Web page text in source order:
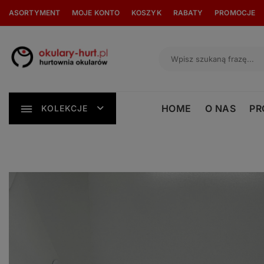
ASORTYMENT MOJE KONTO KOSZYK RABATY PROMOCJE
KOLEKCJE HOME O NAS